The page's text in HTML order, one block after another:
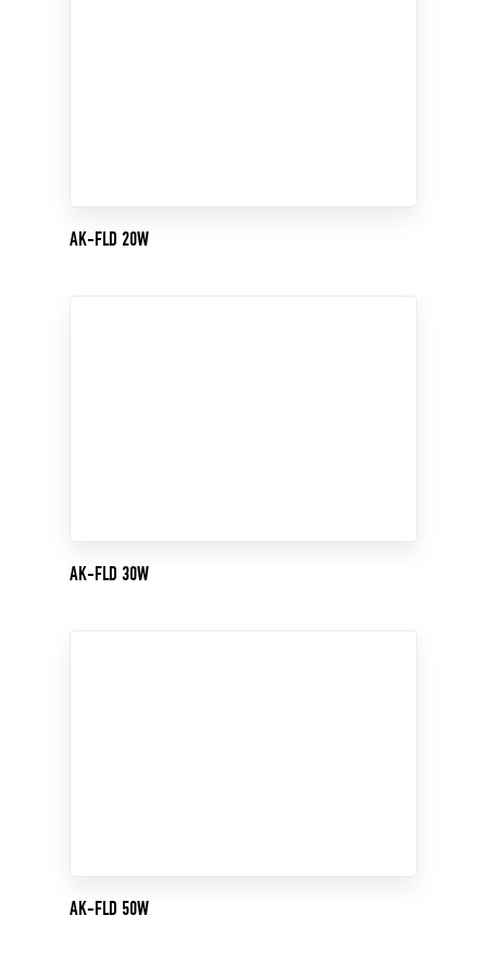
AK-FLD 20W
AK-FLD 30W
AK-FLD 50W